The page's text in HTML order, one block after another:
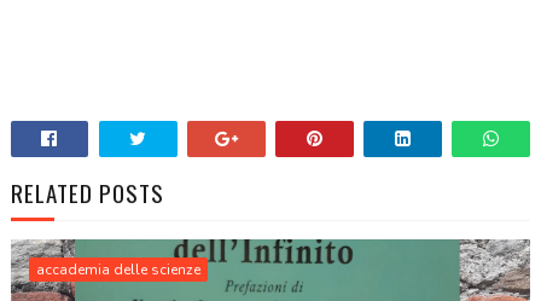
RELATED POSTS
accademia delle scienze